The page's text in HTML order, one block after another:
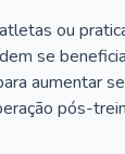
ou
se
aumentar
pós-